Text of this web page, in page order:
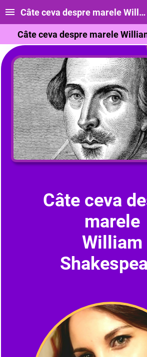
Câte ceva despre marele
Câte ceva despre marele
Câte ceva
marele
William